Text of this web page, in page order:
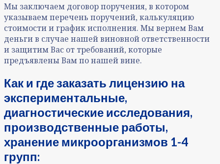
Мы заключаем договор поручения, в котором
указываем перечень поручений, калькуляцию
стоимости и график исполнения. Мы вернем Вам
деньги в случае нашей виновной ответственности
и защитим Вас от требований, которые
предъявлены Вам по нашей вине.
Как и где заказать лицензию на
экспериментальные,
диагностические исследования,
производственные работы,
хранение микроорганизмов 1-4
групп: